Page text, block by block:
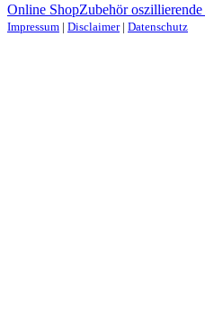
Online ShopZubehör
Impressum | Disclaimer| Datenschutz